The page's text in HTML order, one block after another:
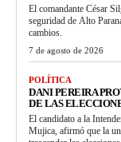
El comandante César
seguridad de Alto
cambios.
7 de agosto de 2026
POLÍTICA
DANI PEREIRA
DE LAS
El candidato a la
Mujica, afirmó que la